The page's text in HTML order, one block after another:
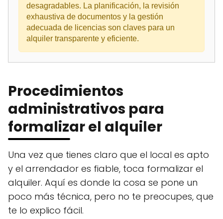
desagradables. La planificación, la revisión
exhaustiva de documentos y la gestión
adecuada de licencias son claves para un
alquiler transparente y eficiente.
Procedimientos
administrativos para
formalizar el alquiler
Una vez que tienes claro que el local es apto
y el arrendador es fiable, toca formalizar el
alquiler. Aquí es donde la cosa se pone un
poco más técnica, pero no te preocupes, que
te lo explico fácil.